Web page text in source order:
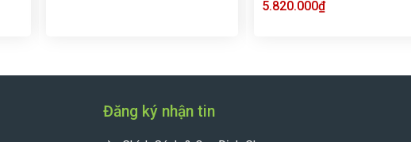
5.820.000₫
Đăng ký nhận tin